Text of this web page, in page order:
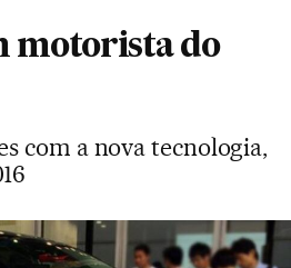
motorista do
com a nova tecnologia,